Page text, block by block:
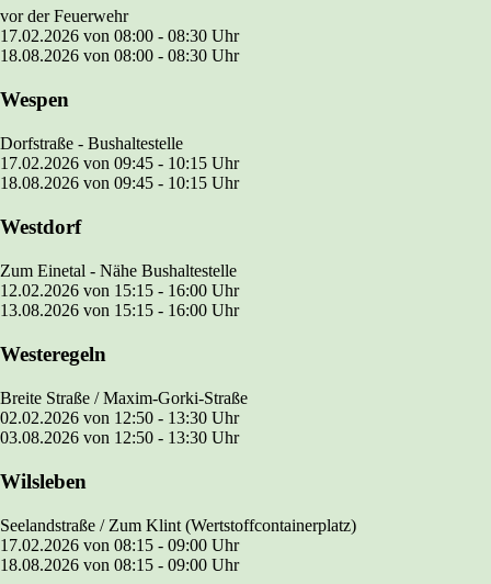
vor der Feuerwehr
17.02.2026 von 08:00 - 08:30 Uhr
18.08.2026 von 08:00 - 08:30 Uhr
Wespen
Dorfstraße - Bushaltestelle
17.02.2026 von 09:45 - 10:15 Uhr
18.08.2026 von 09:45 - 10:15 Uhr
Westdorf
Zum Einetal - Nähe Bushaltestelle
12.02.2026 von 15:15 - 16:00 Uhr
13.08.2026 von 15:15 - 16:00 Uhr
Westeregeln
Breite Straße / Maxim-Gorki-Straße
02.02.2026 von 12:50 - 13:30 Uhr
03.08.2026 von 12:50 - 13:30 Uhr
Wilsleben
Seelandstraße / Zum Klint (Wertstoffcontainerplatz)
17.02.2026 von 08:15 - 09:00 Uhr
18.08.2026 von 08:15 - 09:00 Uhr